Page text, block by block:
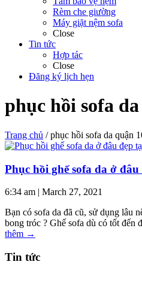
Rèm che giường
Máy giặt nệm sofa
Close
Tin tức
Hợp tác
Close
Đăng ký lịch hẹn
phục hồi sofa
Trang chủ /phục hồi sofa da quận
Phục hồi ghế sofa da ở
6:34 am | March 27, 2021
Bạn có sofa da đã cũ, sử dụng lâu
bong tróc ? Ghế sofa dù có tốt đến
thêm →
Tin tức